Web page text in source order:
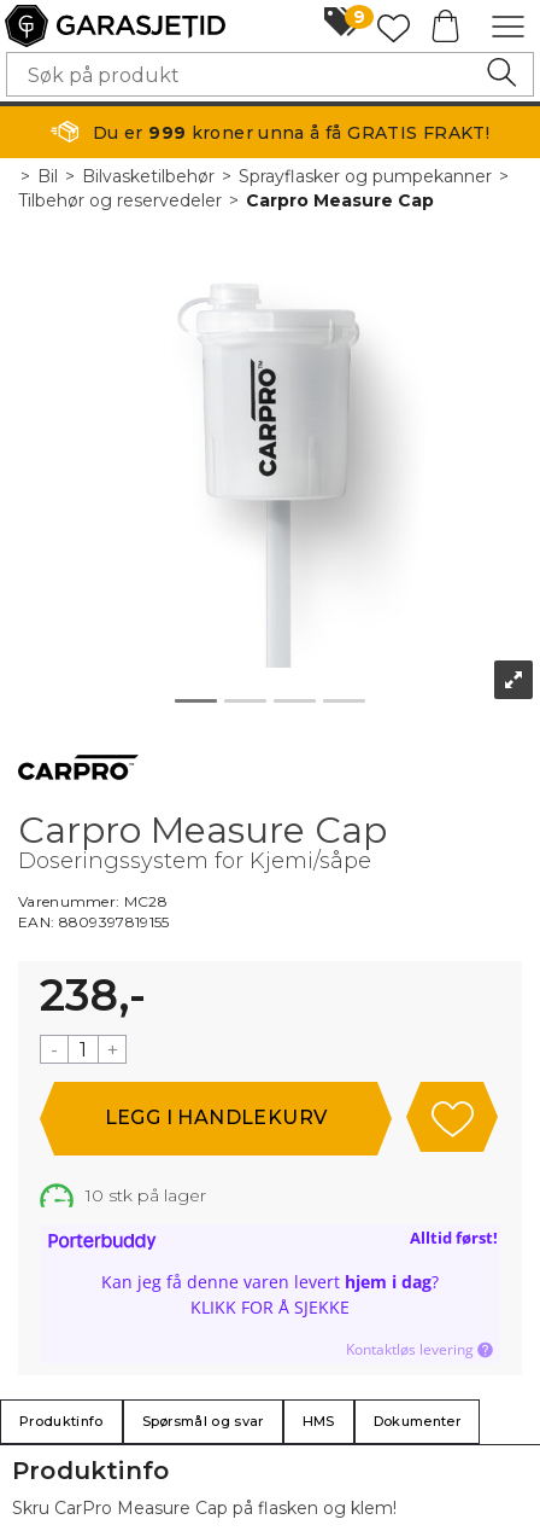
9
Du er 999 kroner unna å få GRATIS FRAKT!
> Bil> Bilvasketilbehør>Sprayflasker og pumpekanner>
Tilbehør og reservedeler>Carpro Measure Cap
Carpro Measure Cap
Doseringssystem for Kjemi/såpe
Varenummer: MC28
EAN: 8809397819155
238,-
- +
10 stk på lager
Alltid først!
Kan jeg få denne varen levert hjem i dag?
KLIKK FOR Å SJEKKE
Kontaktløs levering
Produktinfo Spørsmål og svar HMS Dokumenter
Produktinfo
Skru CarPro Measure Cap på flasken og klem!